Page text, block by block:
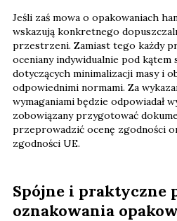
Jeśli zaś mowa o opakowaniach
wskazują konkretnego
przestrzeni. Zamiast tego każdy
oceniany indywidualnie pod kątem
dotyczących minimalizacji masy i
odpowiednimi normami. Za
wymaganiami będzie odpowiadał
zobowiązany przygotować
przeprowadzić ocenę zgodności
zgodności UE.
Spójne i praktyczne
oznakowania